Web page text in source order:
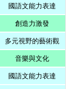
國語文能力表達
創造力激發
多元視野的藝術觀
音樂與文化
國語文能力表達